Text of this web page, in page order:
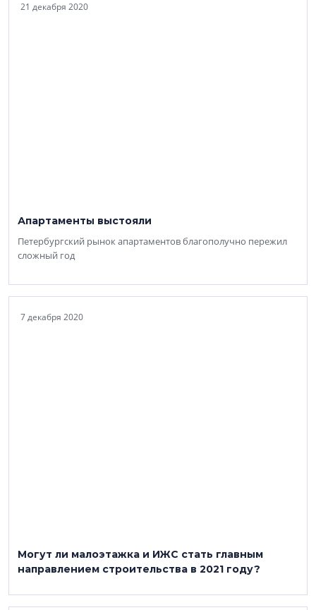
21 декабря 2020
Апартаменты выстояли
Петербургский рынок апартаментов благополучно пережил
сложный год
7 декабря 2020
Могут ли малоэтажка и ИЖС стать главным
направлением строительства в 2021 году?